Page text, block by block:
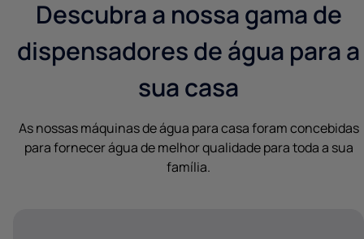
Descubra a nossa gama de
dispensadores de água para a
sua casa
As nossas máquinas de água para casa foram concebidas
para fornecer água de melhor qualidade para toda a sua
família.